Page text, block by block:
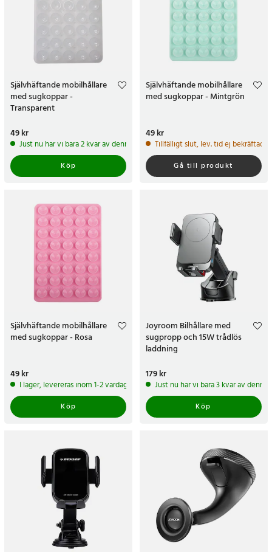
Självhäftande mobilhållare
med sugkoppar -
Transparent
Pris:
49 kr
Just nu har vi bara 2 kvar av denna produkt
Köp
Självhäftande mobilhållare
med sugkoppar - Mintgrön
Pris:49 kr
49 kr
Tillfälligt slut, lev. tid ej bekräftad.
Gå till produkt
Självhäftande mobilhållare
med sugkoppar - Rosa
Pris:
49 kr
I lager, levereras inom 1-2 vardagar
Köp
Joyroom Bilhållare med
sugpropp och 15W trådlös
laddning
Pris:179 kr
179 kr
Just nu har vi bara 3 kvar av denna
Köp